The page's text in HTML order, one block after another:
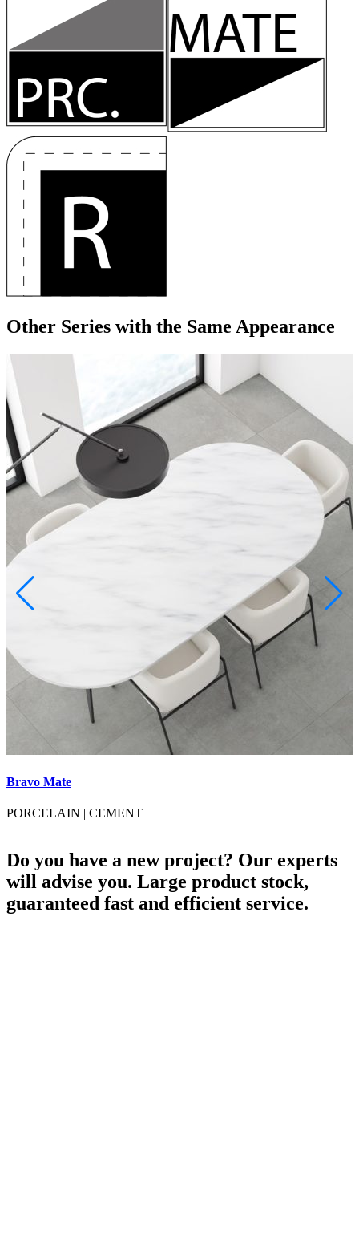
Other Series with the Same Appearance
Bravo Mate
PORCELAIN | CEMENT
Do you have a new project? Our experts
will advise you. Large product stock,
guaranteed fast and efficient service.